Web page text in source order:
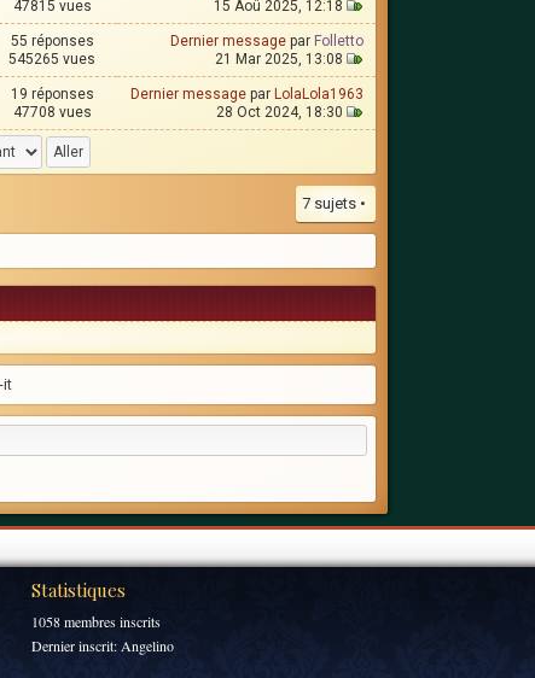
47815 vues
15 Aoû 2025, 12:18
55 réponses
545265 vues
Dernier message par Folletto
21 Mar 2025, 13:08
19 réponses
47708 vues
Dernier message par LolaLola1963
28 Oct 2024, 18:30
7 sujets •
it
Statistiques
1058 membres inscrits
Dernier inscrit: Angelino